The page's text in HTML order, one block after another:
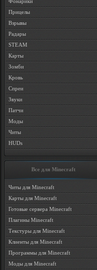
Прицелы
Взрывы
Радары
STEAM
Карты
Зомби
Кровь
Спреи
Звуки
Патчи
Моды
Читы
HUDs
Все для Minecraft
Читы для Minecraft
Карты для Minecraft
Готовые сервера Minecraft
Плагины Minecraft
Текстуры для Minecraft
Клиенты для Minecraft
Программы для Minecraft
Моды для Minecraft